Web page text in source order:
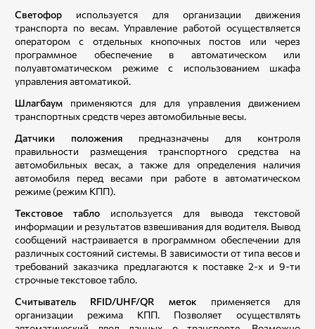
Светофор используется для организации движения
транспорта по весам. Управление работой осуществляется
оператором с отдельных кнопочных постов или через
программное обеспечение в автоматическом или
полуавтоматическом режиме с использованием шкафа
управления автоматикой.
Шлагбаум применяются для для управления движением
транспортных средств через автомобильные весы.
Датчики положения предназначены для контроля
правильности размещения транспортного средства на
автомобильных весах, а также для определения наличия
автомобиля перед весами при работе в автоматическом
режиме (режим КПП).
Текстовое табло используется для вывода текстовой
информации и результатов взвешивания для водителя. Вывод
сообщений настраивается в программном обеспечении для
различных состояний системы. В зависимости от типа весов и
требований заказчика предлагаются к поставке 2-х и 9-ти
строчные текстовое табло.
Считыватель RFID/UHF/QR меток применяется для
организации режима КПП. Позволяет осуществлять